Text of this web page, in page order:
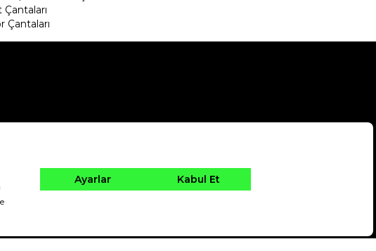
Çantaları
Çantaları